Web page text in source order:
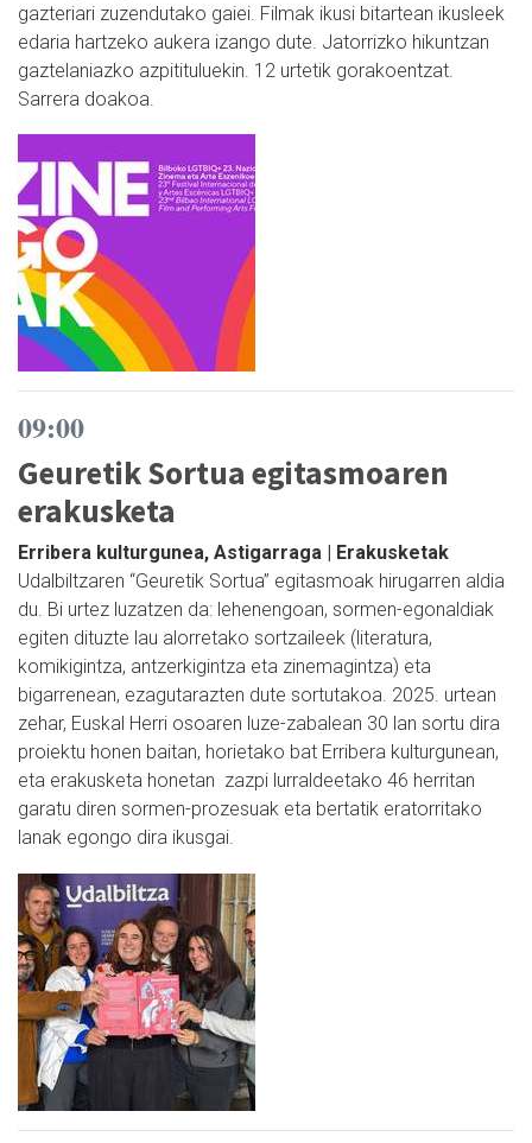
gazteriari zuzendutako gaiei. Filmak ikusi bitartean ikusleek
edaria hartzeko aukera izango dute. Jatorrizko hikuntzan
gaztelaniazko azpitituluekin. 12 urtetik gorakoentzat.
Sarrera doakoa.
09:00
Geuretik Sortua egitasmoaren
erakusketa
Erribera kulturgunea, Astigarraga | Erakusketak
Udalbiltzaren “Geuretik Sortua” egitasmoak hirugarren aldia
du. Bi urtez luzatzen da: lehenengoan, sormen-egonaldiak
egiten dituzte lau alorretako sortzaileek (literatura,
komikigintza, antzerkigintza eta zinemagintza) eta
bigarrenean, ezagutarazten dute sortutakoa. 2025. urtean
zehar, Euskal Herri osoaren luze-zabalean 30 lan sortu dira
proiektu honen baitan, horietako bat Erribera kulturgunean,
eta erakusketa honetan zazpi lurraldeetako 46 herritan
garatu diren sormen-prozesuak eta bertatik eratorritako
lanak egongo dira ikusgai.